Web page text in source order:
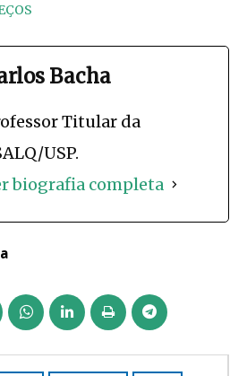
Bacha
Titular da
USP.
biografia completa